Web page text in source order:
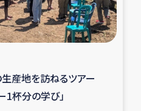
リー（カカオ）事業
産地を訪ねるツアー
1杯分の学び」